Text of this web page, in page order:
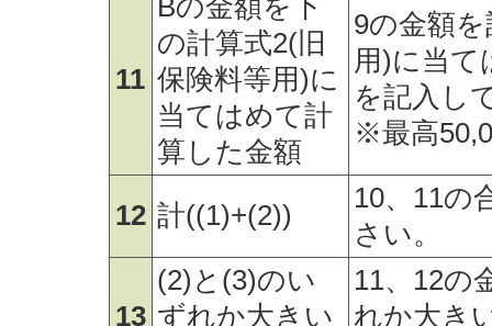
11
の計算式2(旧
保険料等用)に
当てはめて計
算した金額
9の金額
用)に当て
を記入し
※最高
12 計((1)+(2))
10、11の
さい。
13
(2)と(3)のい
ずれか大きい
11、12の
れか大き